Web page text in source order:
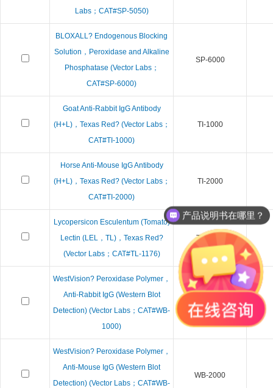
Labs；CAT#SP-5050)
BLOXALL? Endogenous Blocking
Solution，Peroxidase and Alkaline
Phosphatase (Vector Labs；
CAT#SP-6000)
SP-6000
Goat Anti-Rabbit IgG Antibody
(H+L)，Texas Red? (Vector Labs；
CAT#TI-1000)
TI-1000
Horse Anti-Mouse IgG Antibody
(H+L)，Texas Red? (Vector Labs；
CAT#TI-2000)
TI-2000
Lycopersicon Esculentum (Tomato)
Lectin (LEL，TL)，Texas Red?
(Vector Labs；CAT#TL-1176)
TL-1176
WestVision? Peroxidase Polymer，
Anti-Rabbit IgG (Western Blot
Detection) (Vector Labs；CAT#WB-
1000)
WB-1000
WestVision? Peroxidase Polymer，
Anti-Mouse IgG (Western Blot
Detection) (Vector Labs；CAT#WB-
WB-2000
产品说明书在哪里？